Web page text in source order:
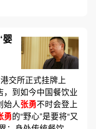
婴
交所正式挂牌上
到如今中国餐饮业
始人张勇不时会登上
勇的“野心”是要将“又